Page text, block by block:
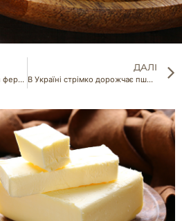
Ринок землі: в український фермерів майже не має шансів придбати землю
ДАЛІ
В Україні стрімко дорожчає пшениця